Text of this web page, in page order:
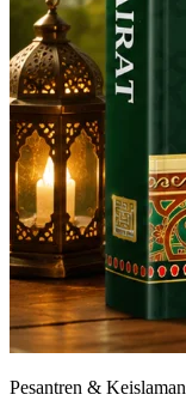
Pesantren & Keislaman